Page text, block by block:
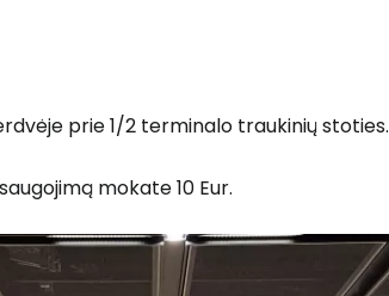
prie 1/2 terminalo traukinių stoties.
mokate 10 Eur.